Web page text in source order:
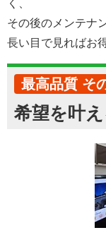
く、
その後のメンテナ
長い目で見ればお
最高品質 そ
希望を叶